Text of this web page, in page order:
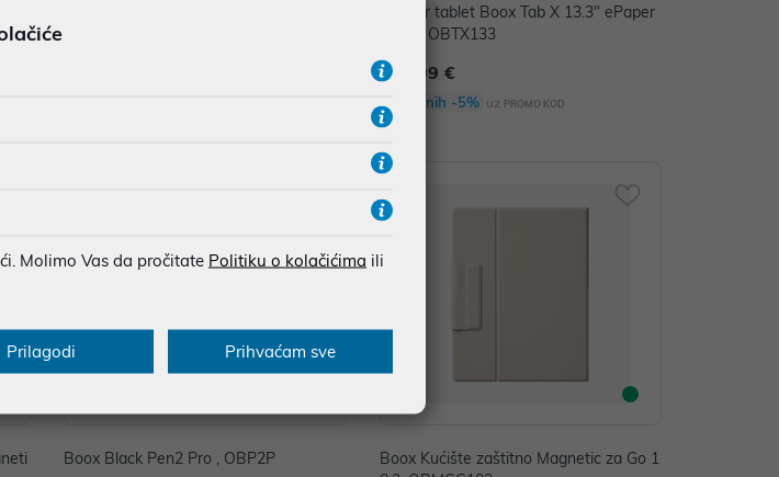
ePaper tablet Boox Tab X 13.3" ePaper
tablet, OBTX133
859,99 €
Dodatnih -5% uz PROMO KOD
Boox Black Pen2 Pro , OBP2P
Boox Kućište zaštitno Magnetic za Go 1
Molimo Vas da pročitate Politiku o kolačićima ili
Prilagodi Prihvaćam sve